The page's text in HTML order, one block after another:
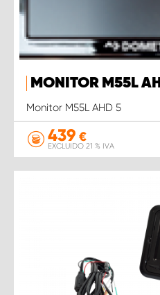
MONITOR M55L
Monitor M55L AHD 5
439 €
EXCLUIDO 21 % IVA